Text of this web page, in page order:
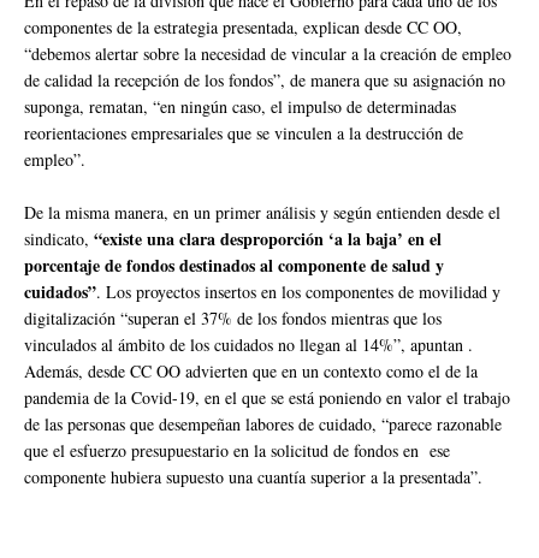
componentes de la estrategia presentada, explican desde CC OO,
“debemos alertar sobre la necesidad de vincular a la creación de empleo
de calidad la recepción de los fondos”, de manera que su asignación no
suponga, rematan, “en ningún caso, el impulso de determinadas
reorientaciones empresariales que se vinculen a la destrucción de
empleo”.
De la misma manera, en un primer análisis y según entienden desde el
sindicato, “existe una clara desproporción ‘a la baja’ en el
porcentaje de fondos destinados al componente de salud y
cuidados”. Los proyectos insertos en los componentes de movilidad y
digitalización “superan el 37% de los fondos mientras que los
vinculados al ámbito de los cuidados no llegan al 14%”, apuntan .
Además, desde CC OO advierten que en un contexto como el de la
pandemia de la Covid-19, en el que se está poniendo en valor el trabajo
de las personas que desempeñan labores de cuidado, “parece razonable
que el esfuerzo presupuestario en la solicitud de fondos en ese
componente hubiera supuesto una cuantía superior a la presentada”.